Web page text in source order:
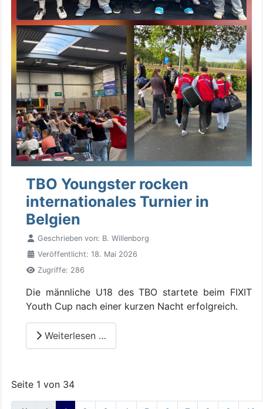
TBO Youngster rocken
internationales Turnier in
Belgien
Geschrieben von: B. Willenborg
Veröffentlicht: 18. Mai 2026
Zugriffe: 286
Die männliche U18 des TBO startete beim FIXIT
Youth Cup nach einer kurzen Nacht erfolgreich.
Weiterlesen …
Seite 1 von 34